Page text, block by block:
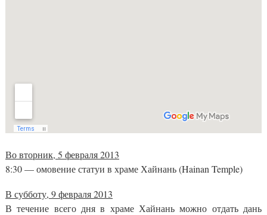
Во вторник, 5 февраля 2013
8:30 — омовение статуи в храме Хайнань (Hainan Temple)
В субботу, 9 февраля 2013
В течение всего дня в храме Хайнань можно отдать дань